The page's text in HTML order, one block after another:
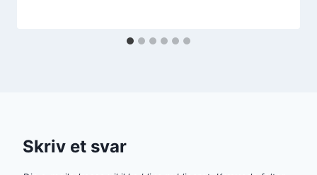
Skriv et svar